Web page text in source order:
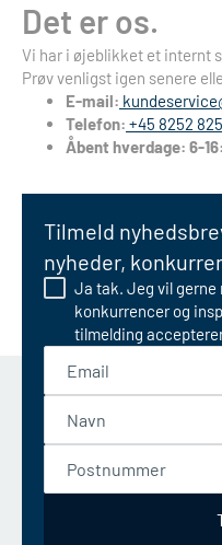
Det er os.
Vi har i øjeblikket et internt
Prøv venligst igen senere
E-mail:
Telefon: +45 8252
Åbent hverdage: 6-
Tilmeld
nyheder,
Ja tak. Jeg vil gerne
konkurrencer og
tilmelding